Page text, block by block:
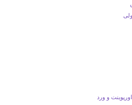
و ورد